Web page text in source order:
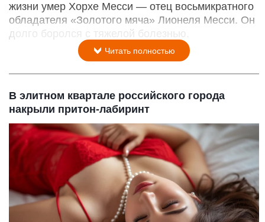
жизни умер Хорхе Месси — отец восьмикратного
обладателя «Золотого мяча» Лионеля Месси. Он
долго боролся с тяжелой болезнью.
Читать полностью
В элитном квартале российского города
накрыли притон-лабиринт